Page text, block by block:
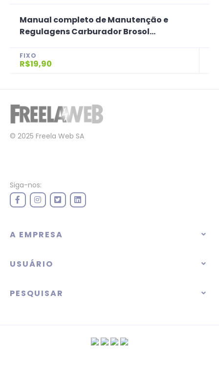
Manual completo de Manutenção e
Regulagens Carburador Brosol...
FIXO
R$19,90
© 2025 Freela Web SA
Siga-nos:
A EMPRESA
USUÁRIO
PESQUISAR